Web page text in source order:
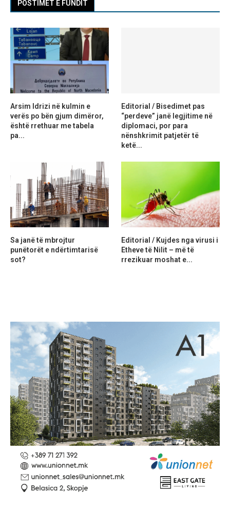
POSTIMET E FUNDIT
Arsim Idrizi në kulmin e
verës po bën gjum dimëror,
është rrethuar me tabela
pa...
Editorial / Bisedimet pas
“perdeve” janë legjitime në
diplomaci, por para
nënshkrimit patjetër të
ketë...
Sa janë të mbrojtur
punëtorët e ndërtimtarisë
sot?
Editorial / Kujdes nga virusi i
Etheve të Nilit – më të
rrezikuar moshat e...